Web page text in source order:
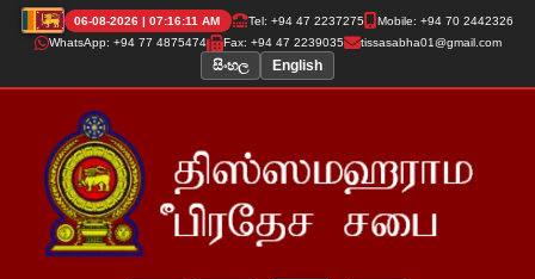
06-08-2026 | 07:16:11 AM Tel: +94 47 2237275
Mobile: +94 70 2442326
WhatsApp: +94 77 4875474
Fax: +94 47 2239035 tissasabha01@gmail.com
සිංහල English